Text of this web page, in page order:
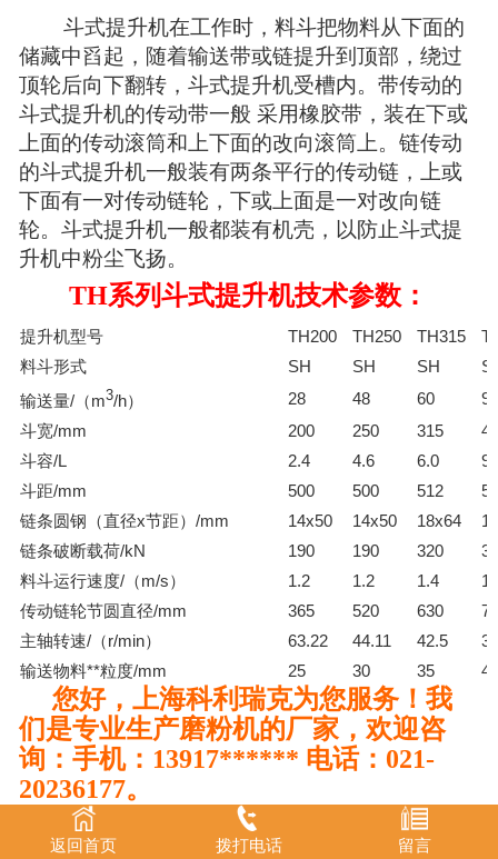
斗式提升机在工作时，料斗把物料从下面的
储藏中舀起，随着输送带或链提升到顶部，绕过
顶轮后向下翻转，斗式提升机受槽内。带传动的
斗式提升机的传动带一般 采用橡胶带，装在下或
上面的传动滚筒和上下面的改向滚筒上。链传动
的斗式提升机一般装有两条平行的传动链，上或
下面有一对传动链轮，下或上面是一对改向链
轮。斗式提升机一般都装有机壳，以防止斗式提
升机中粉尘飞扬。
TH系列斗式提升机技术参数：
提升机型号 TH200 TH250 TH315
料斗形式
SH SH SH
输送量/（m3/h） 28 48 60
92
斗宽/mm
200 250 315
斗容/L
2.4 4.6 6.0
斗距/mm
500 500 512
链条圆钢（直径x节距）/mm
14x50 14x50 18x64
链条破断载荷/kN
190 190 320
料斗运行速度/（m/s）
1.2 1.2 1.4
传动链轮节圆直径/mm
365 520 630
主轴转速/（r/min）
63.22 44.11 42.5
输送物料**粒度/mm
25 30 35 40
您好，上海科利瑞克为您服务！我
们是专业生产磨粉机的厂家，欢迎咨
询：手机：13917****** 电话：021-
20236177。
返回首页 拨打电话 留言